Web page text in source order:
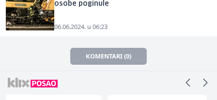
osobe poginule
06.06.2024. u 06:23
KOMENTARI (0)